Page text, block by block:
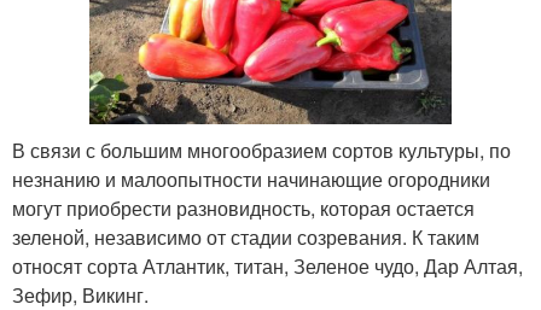
В связи с большим многообразием сортов культуры, по
незнанию и малоопытности начинающие огородники
могут приобрести разновидность, которая остается
зеленой, независимо от стадии созревания. К таким
относят сорта Атлантик, титан, Зеленое чудо, Дар Алтая,
Зефир, Викинг.